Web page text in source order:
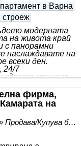
в Варна
строеж
модерната
на живота край
панорамни
наслаждавате на
всеки ден.
24/7
усещане
хармонично се
предлага не
и крайбрежни
не просто
ниво на живот в
фирма,
на
Финанси, Съдружие » Продава/Купува бизнес, идея